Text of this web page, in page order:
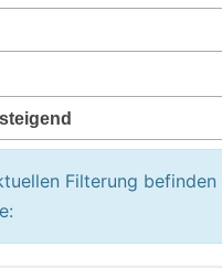
Filterung befinden